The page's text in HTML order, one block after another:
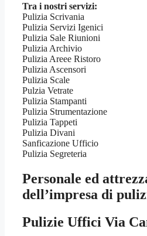
Tra i nostri servizi:
Pulizia Scrivania
Pulizia Servizi Igenici
Pulizia Sale Riunioni
Pulizia Archivio
Pulizia Areee Ristoro
Pulizia Ascensori
Pulizia Scale
Pulzia Vetrate
Pulizia Stampanti
Pulizia Strumentazione
Pulizia Tappeti
Pulizia Divani
Sanficazione Ufficio
Pulizia Segreteria
Personale ed
dell’impresa di
Pulizie Uffici Via